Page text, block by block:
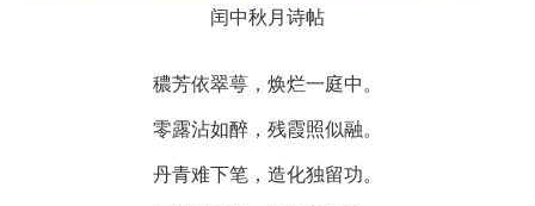
闰中秋月诗帖
穠芳依翠萼，焕烂一庭中。
零露沾如醉，残霞照似融。
丹青难下笔，造化独留功。